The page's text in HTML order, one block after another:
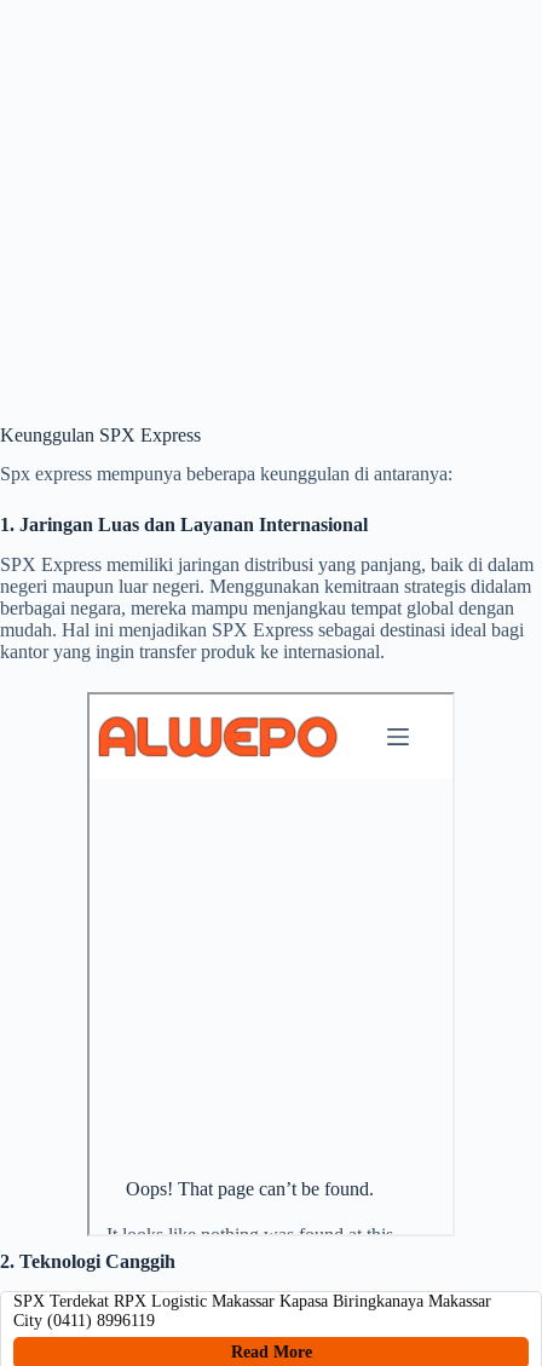
Keunggulan SPX Express
Spx express mempunya beberapa keunggulan di antaranya:
1. Jaringan Luas dan Layanan Internasional
SPX Express memiliki jaringan distribusi yang panjang, baik di dalam
negeri maupun luar negeri. Menggunakan kemitraan strategis didalam
berbagai negara, mereka mampu menjangkau tempat global dengan
mudah. Hal ini menjadikan SPX Express sebagai destinasi ideal bagi
kantor yang ingin transfer produk ke internasional.
2. Teknologi Canggih
SPX Terdekat RPX Logistic Makassar Kapasa Biringkanaya Makassar
City (0411) 8996119
Read More